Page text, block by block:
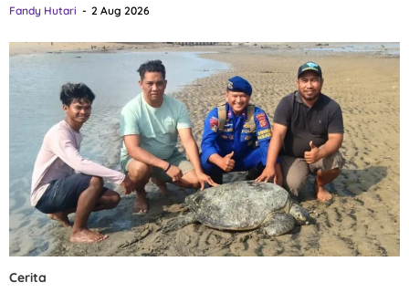
Fandy Hutari 2 Aug 2026
Cerita